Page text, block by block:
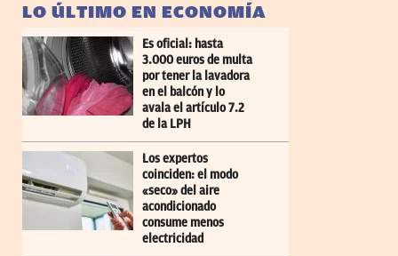
LO ÚLTIMO EN ECONOMÍA
Es oficial: hasta
3.000 euros de multa
por tener la lavadora
en el balcón y lo
avala el artículo 7.2
de la LPH
Los expertos
coinciden: el modo
«seco» del aire
acondicionado
consume menos
electricidad